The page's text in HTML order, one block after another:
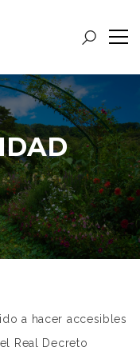
a hacer accesibles
Real Decreto